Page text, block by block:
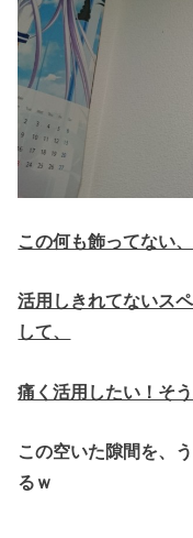
この何も飾ってない、
活用しきれてないス
して、
痛く活用したい！そう
この空いた隙間を、
るｗ